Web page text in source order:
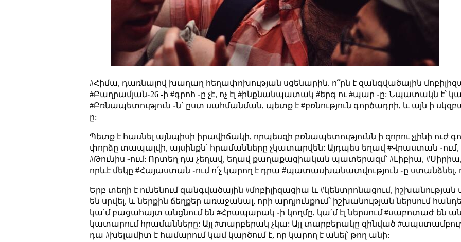
#Հիմա, դառնալով խաղաղ հեղափոխության սցենարին. ո՞րն է զանգվածային
#Բաղրամյան֊26 -ի #գրոհ ֊ը չէ, ոչ էլ #ինքնանպատակ #երգ ու #պար ֊ը: Նպատակն է՝
#Բռնապետություն ֊ն` ըստ սահմանման, պետք է #բռնություն գործադրի, և այն ի
ը:
Պետք է հասնել այնպիսի իրավիճակի, որպեսզի բռնապետությունն ի զորու չլինի ուժ
փորձը տապալվի, այսինքն՝ հրամանները չկատարվեն: Այդպես եղավ #Վրաստան ֊ում,
#Թունիս ֊ում: Որտեղ դա չեղավ, եղավ քաղաքացիական պատերազմ՝ #Լիբիա, #Սիրիա,
որևէ մեկը #Հայաստան ֊ում ո՛չ կարող է դրա #պատասխանատվություն ֊ը ստանձնել,
Երբ տեղի է ունենում զանգվածային #մոբիլիզացիա և #կենտրոնացում, իշխանության
են սրվել, և ներքին ճեղքեր առաջանալ, որի արդյունքում՝ իշխանության ներսում
կա՛մ բացահայտ անցնում են #Հրապարակ ֊ի կողմը, կա՛մ էլ ներսում #սաբոտաժ են
կատարում հրամանները: Այլ #տարբերակ չկա: Այլ տարբերակը զինված
դա #խելամիտ է համարում կամ կարծում է, որ կարող է անել՝ թող անի: